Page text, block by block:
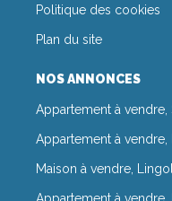
Politique des cookies
Plan du site
NOS ANNONCES
Appartement à vendre,
Appartement à
Maison à vendre,